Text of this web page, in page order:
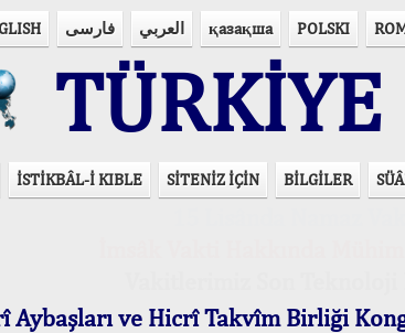
فارسی العربي қазақша POLSKI
TÜRKİYE
İSTİKBÂL-İ KIBLE SİTENİZ İÇİN BİLGİLER
Aybaşları ve Hicrî Takvîm Birliği